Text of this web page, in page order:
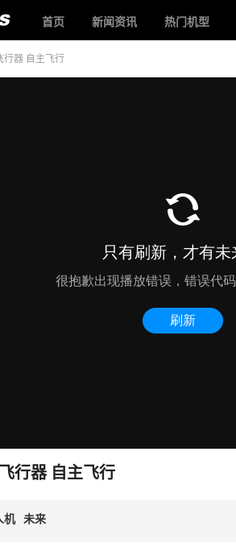
首页 新闻资讯 热门机型
行器 自主飞行
行器 自主飞行
机 未来